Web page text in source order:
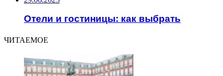
Отели и гостиницы: как выбрать
ЧИТАЕМОЕ